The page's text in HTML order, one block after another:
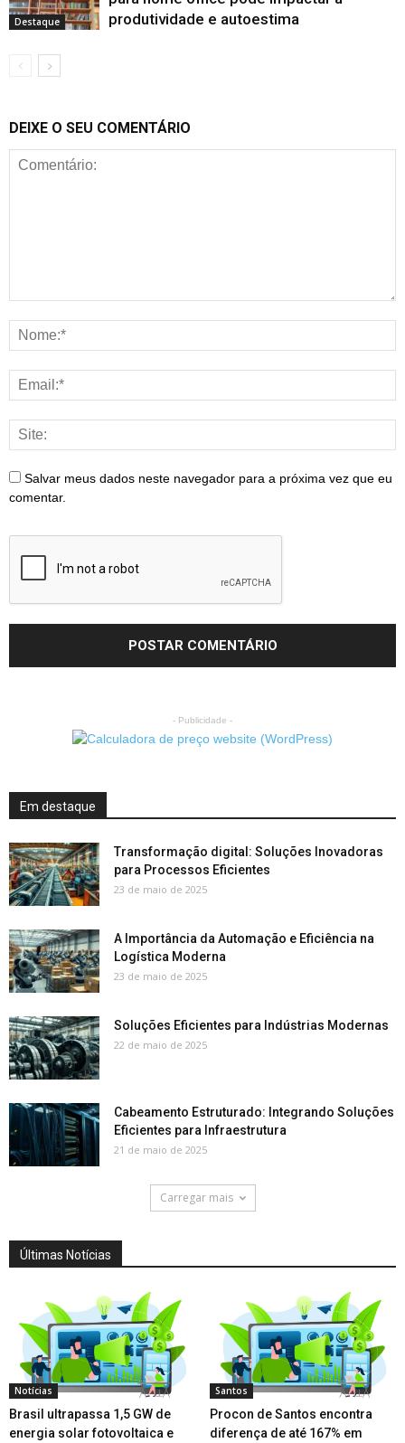
Destaque
produtividade e autoestima
DEIXE O SEU COMENTÁRIO
Salvar meus dados neste navegador para a próxima vez que eu
comentar.
- Publicidade -
Em destaque
Transformação digital: Soluções Inovadoras
para Processos Eficientes
23 de maio de 2025
A Importância da Automação e Eficiência na
Logística Moderna
23 de maio de 2025
Soluções Eficientes para Indústrias Modernas
22 de maio de 2025
Cabeamento Estruturado: Integrando Soluções
Eficientes para Infraestrutura
21 de maio de 2025
Carregar mais
Últimas Notícias
Notícias
Brasil ultrapassa 1,5 GW de
energia solar fotovoltaica e
Santos
Procon de Santos encontra
diferença de até 167% em